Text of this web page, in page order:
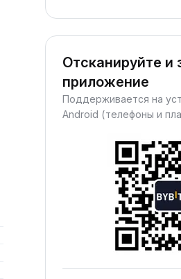
Отсканируйте и
приложение
Поддерживается на
Android (телефоны и